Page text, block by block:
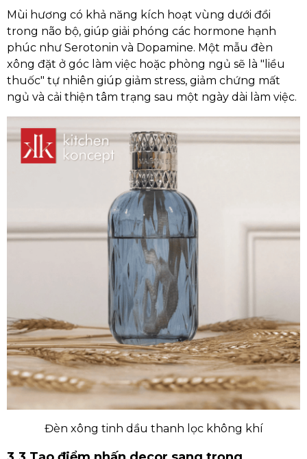
Mùi hương có khả năng kích hoạt vùng dưới đồi
trong não bộ, giúp giải phóng các hormone hạnh
phúc như Serotonin và Dopamine. Một mẫu đèn
xông đặt ở góc làm việc hoặc phòng ngủ sẽ là "liều
thuốc" tự nhiên giúp giảm stress, giảm chứng mất
ngủ và cải thiện tâm trạng sau một ngày dài làm việc.
Đèn xông tinh dầu thanh lọc không khí